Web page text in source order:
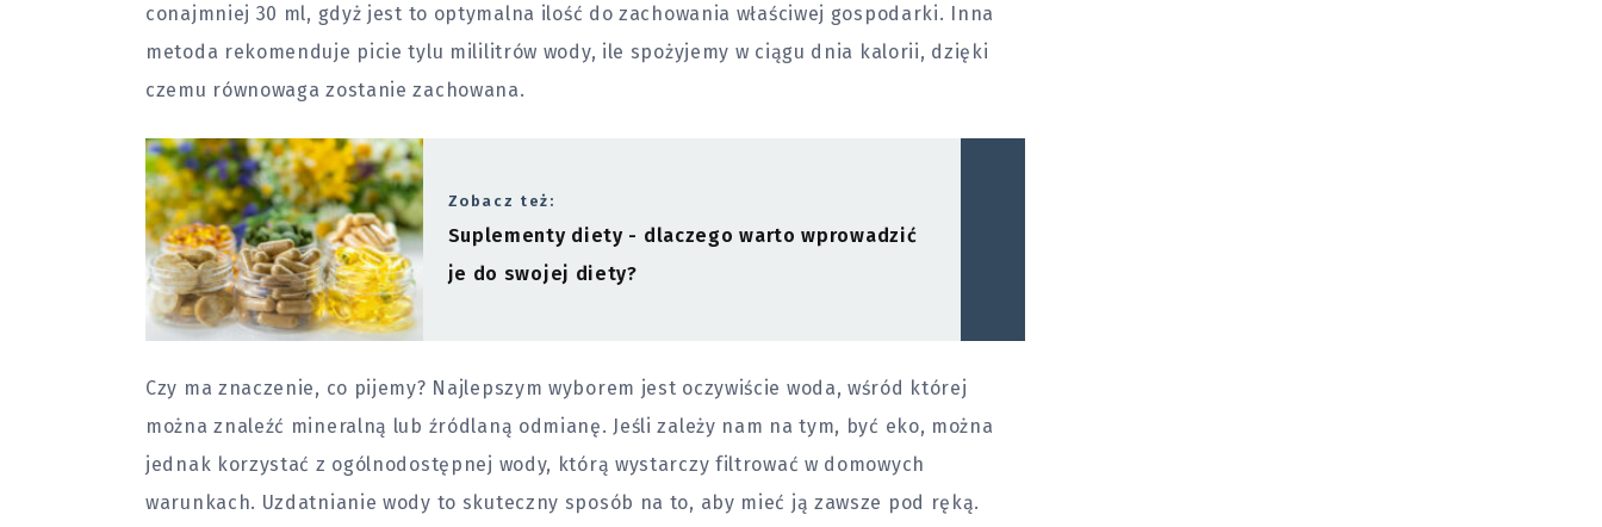
conajmniej 30 ml, gdyż jest to optymalna ilość do zachowania właściwej gospodarki. Inna
metoda rekomenduje picie tylu mililitrów wody, ile spożyjemy w ciągu dnia kalorii, dzięki
czemu równowaga zostanie zachowana.
Zobacz też:
Suplementy diety - dlaczego warto wprowadzić
je do swojej diety?
Czy ma znaczenie, co pijemy? Najlepszym wyborem jest oczywiście woda, wśród której
można znaleźć mineralną lub źródlaną odmianę. Jeśli zależy nam na tym, być eko, można
jednak korzystać z ogólnodostępnej wody, którą wystarczy filtrować w domowych
warunkach. Uzdatnianie wody to skuteczny sposób na to, aby mieć ją zawsze pod ręką.